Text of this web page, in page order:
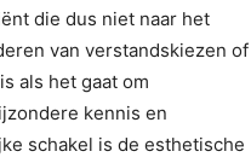
die dus niet naar het
van verstandskiezen of
als het gaat om
kennis en
schakel is de esthetische